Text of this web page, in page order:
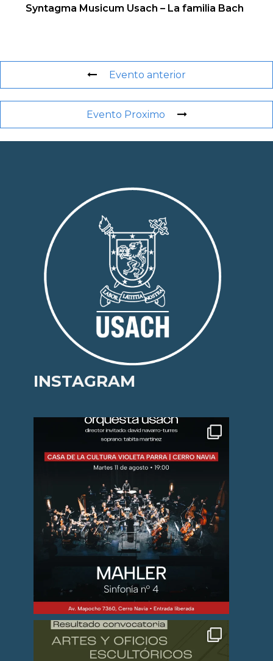
Syntagma Musicum Usach – La familia Bach
Evento anterior
Evento Proximo
INSTAGRAM